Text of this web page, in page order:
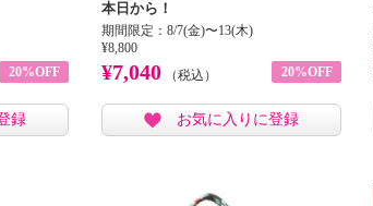
20%OFF
録
本日から！
期間限定：8/7(金)〜13(木)
¥8,800
¥7,040 （税込） 20%OFF
お気に入りに登録